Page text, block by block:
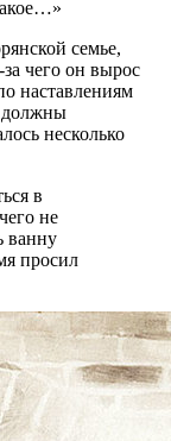
семье,
за чего он вырос
наставлениям
должны
несколько
в
не
ванну
просил